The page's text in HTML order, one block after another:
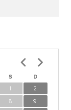
S
D
1
2
8
9
Paginación